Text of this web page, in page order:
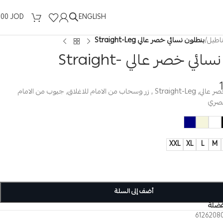
ENGLISH
JOD
/بنطلون نسائي خصر عالي Straight-Leg
بنطلون نسائي خصر عالي Straight-
بنطلون نسائي, خصر عالي, Straight-Leg , زر وسحاب من الامام للاغلاق, جيوب من الامام
M
L
XL
XXL
أضف إلى السلة